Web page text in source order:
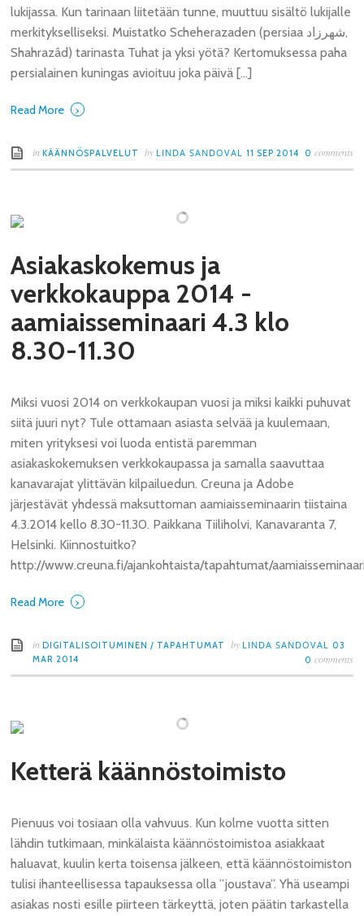
lukijassa. Kun tarinaan liitetään tunne, muuttuu sisältö lukijalle
merkitykselliseksi. Muistatko Scheherazaden (persiaa شهرزاد,
Shahrazâd) tarinasta Tuhat ja yksi yötä? Kertomuksessa paha
persialainen kuningas avioituu joka päivä […]
Read More ›
inKÄÄNNÖSPALVELUT by LINDA SANDOVAL11 SEP 2014 0 comments
Asiakaskokemus ja
verkkokauppa 2014 -
aamiaisseminaari 4.3 klo
8.30-11.30
Miksi vuosi 2014 on verkkokaupan vuosi ja miksi kaikki puhuvat
siitä juuri nyt? Tule ottamaan asiasta selvää ja kuulemaan,
miten yrityksesi voi luoda entistä paremman
asiakaskokemuksen verkkokaupassa ja samalla saavuttaa
kanavarajat ylittävän kilpailuedun. Creuna ja Adobe
järjestävät yhdessä maksuttoman aamiaisseminaarin tiistaina
4.3.2014 kello 8.30-11.30. Paikkana Tiiliholvi, Kanavaranta 7,
Helsinki. Kiinnostuitko?
http://www.creuna.fi/ajankohtaista/tapahtumat/
Read More ›
inDIGITALISOITUMINEN / TAPAHTUMAT by LINDA SANDOVAL 03
MAR 2014
0 comments
Ketterä käännöstoimisto
Pienuus voi tosiaan olla vahvuus. Kun kolme vuotta sitten
lähdin tutkimaan, minkälaista käännöstoimistoa asiakkaat
haluavat, kuulin kerta toisensa jälkeen, että käännöstoimiston
tulisi ihanteellisessa tapauksessa olla ”joustava”. Yhä useampi
asiakas nosti esille piirteen tärkeyttä, joten päätin tarkastella